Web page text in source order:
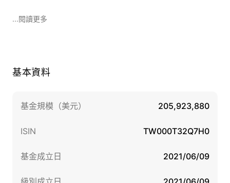
...閱讀更多
基本資料
基金規模（美元） 205,923,880
ISIN TW000T32Q7H0
基金成立日 2021/06/09